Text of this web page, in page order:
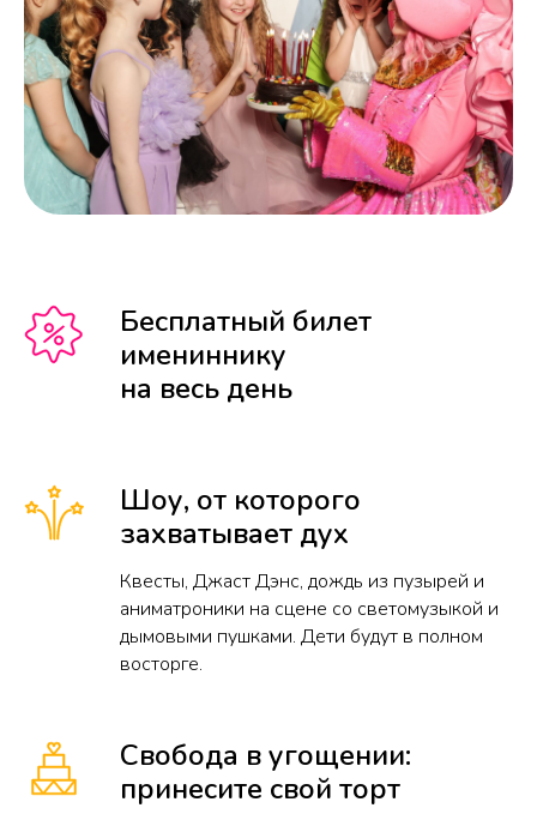
Бесплатный билет
имениннику
на весь день
Шоу, от которого
захватывает дух
Квесты, Джаст Дэнс, дождь из пузырей и
аниматроники на сцене со светомузыкой и
дымовыми пушками. Дети будут в полном
восторге.
Свобода в угощении:
принесите свой торт